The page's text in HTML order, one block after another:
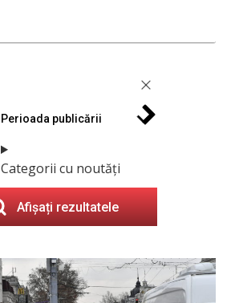
Perioada publicării
Categorii cu noutăți
Afișați rezultatele